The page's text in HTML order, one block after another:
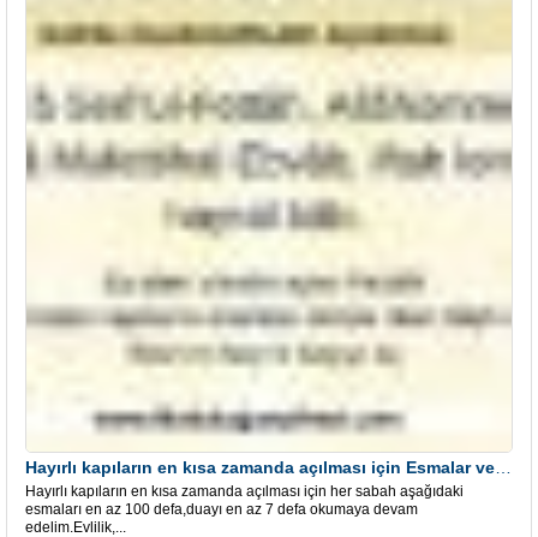
Hayırlı kapıların en kısa zamanda açılması için her sabah aşağıdaki
esmaları en az 100 defa,duayı en az 7 defa okumaya devam
edelim.Evlilik,...